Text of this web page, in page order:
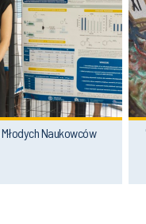
Naukowców